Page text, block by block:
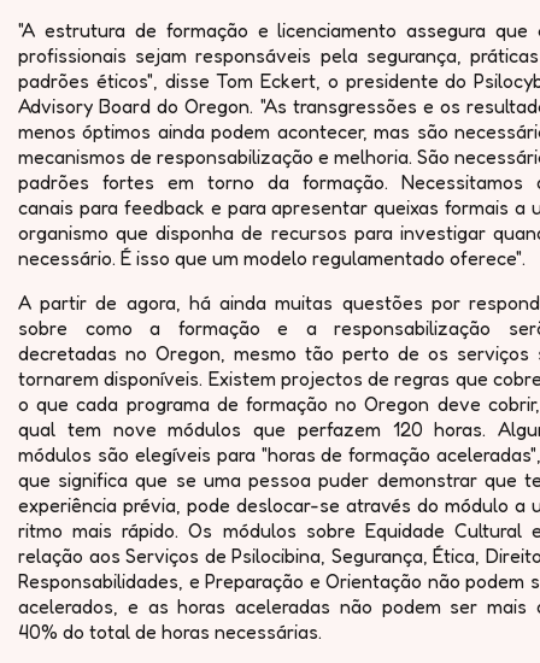
"A estrutura de formação e licenciamento assegura que
profissionais sejam responsáveis pela segurança,
padrões éticos", disse Tom Eckert, o presidente do
Advisory Board do Oregon. "As transgressões e os
menos óptimos ainda podem acontecer, mas são
mecanismos de responsabilização e melhoria. São
padrões fortes em torno da formação. Necessitamos
canais para feedback e para apresentar queixas formais a
organismo que disponha de recursos para investigar
necessário. É isso que um modelo regulamentado oferece".
A partir de agora, há ainda muitas questões por
sobre como a formação e a responsabilização
decretadas no Oregon, mesmo tão perto de os serviços
tornarem disponíveis. Existem projectos de regras que
o que cada programa de formação no Oregon deve
qual tem nove módulos que perfazem 120 horas.
módulos são elegíveis para "horas de formação
que significa que se uma pessoa puder demonstrar que
experiência prévia, pode deslocar-se através do módulo a
ritmo mais rápido. Os módulos sobre Equidade Cultural
relação aos Serviços de Psilocibina, Segurança, Ética,
Responsabilidades, e Preparação e Orientação não podem
acelerados, e as horas aceleradas não podem ser mais
40% do total de horas necessárias.